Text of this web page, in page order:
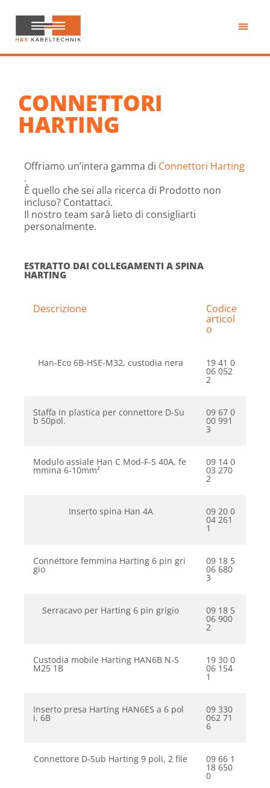
contenuto
principale
H&S
Kabeltechnik
CONNETTORI
HARTING
Offriamo un’intera gamma di Connettori Harting
.
È quello che sei alla ricerca di Prodotto non
incluso? Contattaci.
Il nostro team sarà lieto di consigliarti
personalmente.
ESTRATTO DAI COLLEGAMENTI A SPINA
HARTING
Descrizione Codice
articol
o
Han-Eco 6B-HSE-M32, custodia nera 19 41 0
06 052
2
Staffa in plastica per connettore D-Su
b 50pol.
09 67 0
00 991
3
Modulo assiale Han C Mod-F-S 40A, fe
mmina 6-10mm²
09 14 0
03 270
2
Inserto spina Han 4A 09 20 0
04 261
1
Connettore femmina Harting 6 pin gri
gio
09 18 5
06 680
3
Serracavo per Harting 6 pin grigio 09 18 5
06 900
2
Custodia mobile Harting HAN6B N-S
M25 1B
19 30 0
06 154
1
Inserto presa Harting HAN6ES a 6 pol
i. 6B
09 330
062 71
6
Connettore D-Sub Harting 9 poli, 2 file 09 66 1
18 650
0